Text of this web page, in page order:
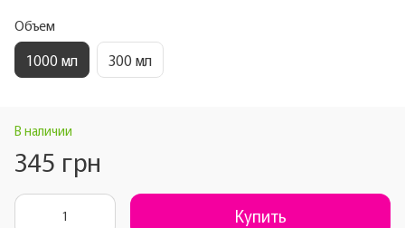
Объем
1000 мл 300 мл
В наличии
345 грн
Купить